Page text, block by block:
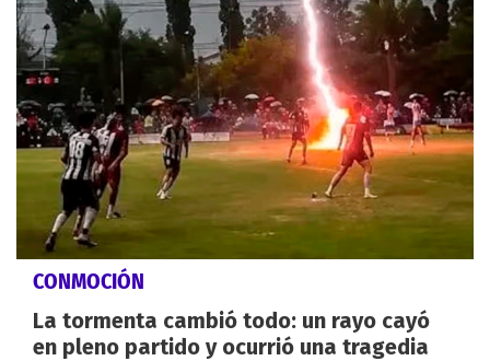
CONMOCIÓN
La tormenta cambió todo: un rayo cayó
en pleno partido y ocurrió una tragedia